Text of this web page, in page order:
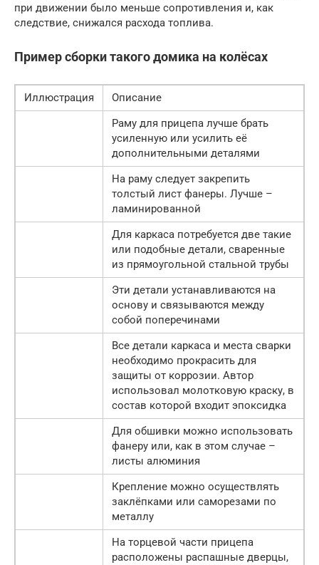
при движении было меньше сопротивления и, как
следствие, снижался расхода топлива.
Пример сборки такого домика на колёсах
Иллюстрация
Описание
Раму для прицепа лучше брать
усиленную или усилить её
дополнительными деталями
На раму следует закрепить
толстый лист фанеры. Лучше –
ламинированной
Для каркаса потребуется две такие
или подобные детали, сваренные
из прямоугольной стальной трубы
Эти детали устанавливаются на
основу и связываются между
собой поперечинами
Все детали каркаса и места сварки
необходимо прокрасить для
защиты от коррозии. Автор
использовал молотковую краску, в
состав которой входит эпоксидка
Для обшивки можно использовать
фанеру или, как в этом случае –
листы алюминия
Крепление можно осуществлять
заклёпками или саморезами по
металлу
На торцевой части прицепа
расположены распашные дверцы,